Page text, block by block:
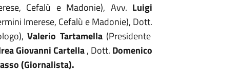
Cefalù e Madonie), Avv. Luigi
Imerese, Cefalù e Madonie), Dott.
Valerio Tartamella (Presidente
Giovanni Cartella, Dott. Domenico
(Giornalista).